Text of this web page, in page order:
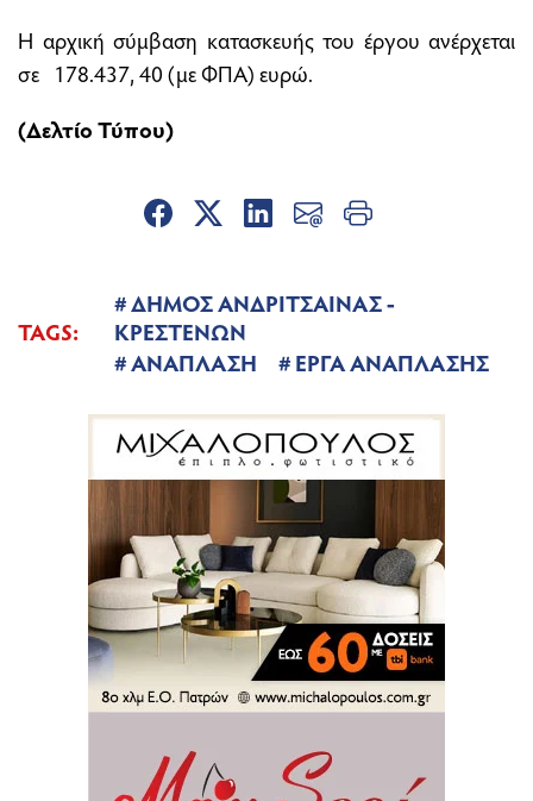
Η αρχική σύμβαση κατασκευής του έργου ανέρχεται
σε 178.437, 40 (με ΦΠΑ) ευρώ.
(Δελτίο Τύπου)
TAGS:
ΔΗΜΟΣ ΑΝΔΡΙΤΣΑΙΝΑΣ -
ΚΡΕΣΤΕΝΩΝ
ΑΝΑΠΛΑΣΗ
ΕΡΓΑ ΑΝΑΠΛΑΣΗΣ